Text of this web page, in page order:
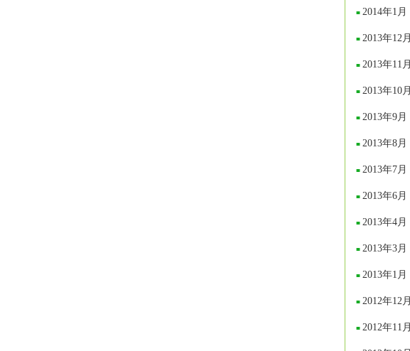
2014年1月
2013年12月
2013年11月
2013年10月
2013年9月
2013年8月
2013年7月
2013年6月
2013年4月
2013年3月
2013年1月
2012年12月
2012年11月